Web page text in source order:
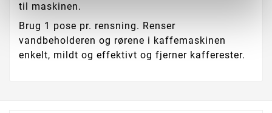
til maskinen.
Brug 1 pose pr. rensning. Renser
vandbeholderen og rørene i kaffemaskinen
enkelt, mildt og effektivt og fjerner kafferester.